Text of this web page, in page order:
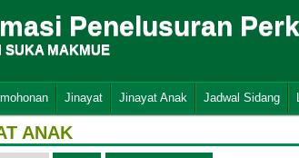
Penelusuran
SUKA MAKMUE
Jinayat Jinayat Anak Jadwal Sidang
ANAK